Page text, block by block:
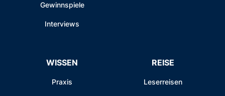
Gewinnspiele
Interviews
WISSEN
Praxis
REISE
Leserreisen